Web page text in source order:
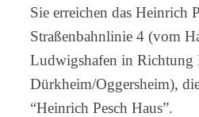
Sie erreichen das Heinrich
Straßenbahnlinie 4 (vom
Ludwigshafen in Richtung
Dürkheim/Oggersheim),
“Heinrich Pesch Haus”.